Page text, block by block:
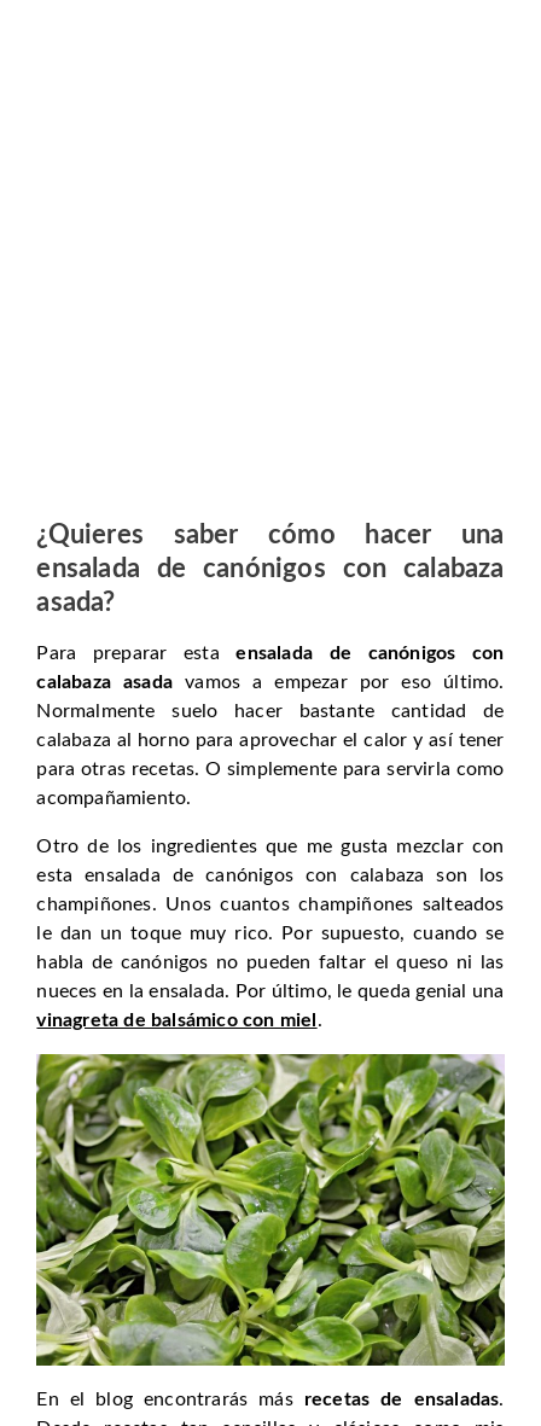
¿Quieres saber cómo hacer una
ensalada de canónigos con calabaza
asada?
Para preparar estaensalada de canónigos con
calabaza asada vamos a empezar por eso último.
Normalmente suelo hacer bastante cantidad de
calabaza al horno para aprovechar el calor y así tener
para otras recetas. O simplemente para servirla como
acompañamiento.
Otro de los ingredientes que me gusta mezclar con
esta ensalada de canónigos con calabaza son los
champiñones. Unos cuantos champiñones salteados
le dan un toque muy rico. Por supuesto, cuando se
habla de canónigos no pueden faltar el queso ni las
nueces en la ensalada. Por último, le queda genial una
vinagreta de balsámico con miel .
En el blog encontrarás más recetas de ensaladas.